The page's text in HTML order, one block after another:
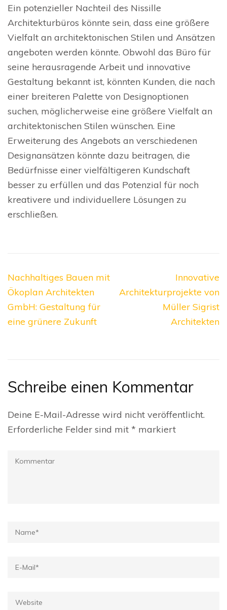
Ein potenzieller Nachteil des Nissille
Architekturbüros könnte sein, dass eine größere
Vielfalt an architektonischen Stilen und Ansätzen
angeboten werden könnte. Obwohl das Büro für
seine herausragende Arbeit und innovative
Gestaltung bekannt ist, könnten Kunden, die nach
einer breiteren Palette von Designoptionen
suchen, möglicherweise eine größere Vielfalt an
architektonischen Stilen wünschen. Eine
Erweiterung des Angebots an verschiedenen
Designansätzen könnte dazu beitragen, die
Bedürfnisse einer vielfältigeren Kundschaft
besser zu erfüllen und das Potenzial für noch
kreativere und individuellere Lösungen zu
erschließen.
Beitragsnavigation
Nachhaltiges Bauen mit
Ökoplan Architekten
GmbH: Gestaltung für
eine grünere Zukunft
Innovative
Architekturprojekte von
Müller Sigrist
Architekten
Schreibe einen Kommentar
Deine E-Mail-Adresse wird nicht veröffentlicht.
Erforderliche Felder sind mit * markiert
Kommentar
Name*
E-
Website